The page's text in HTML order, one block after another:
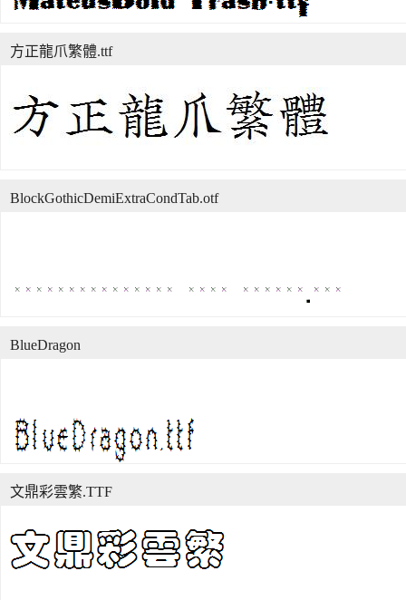
方正龍爪繁體.ttf
BlockGothicDemiExtraCondTab.otf
BlueDragon
文鼎彩雲繁.TTF